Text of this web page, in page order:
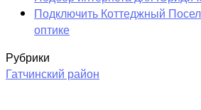
Подключить Коттеджный
оптике
Рубрики
Гатчинский район